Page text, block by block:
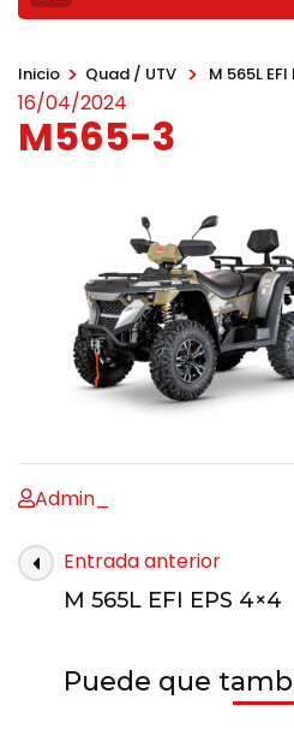
Inicio > Quad / UTV > M 565L
16/04/2024
M565-3
Admin_
Entrada anterior
M 565L EFI EPS 4×4
Puede que